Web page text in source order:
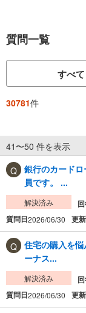
質問一覧
すべて
30781件
41〜50 件を表示
銀行のカード
員です。 ...
解決済み
質問日2026/06/30 更
住宅の購入を
ーナス...
解決済み
質問日2026/06/30 更